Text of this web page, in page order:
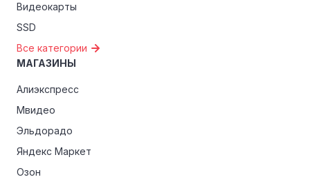
Видеокарты
SSD
Все категории
МАГАЗИНЫ
Алиэкспресс
Мвидео
Эльдорадо
Яндекс Маркет
Озон